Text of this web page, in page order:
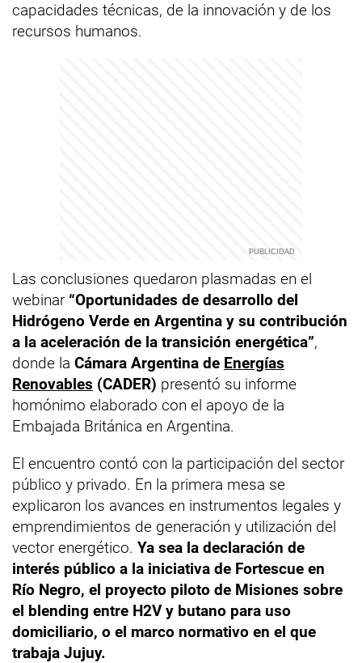
capacidades técnicas, de la innovación y de los
recursos humanos.
Las conclusiones quedaron plasmadas en el
webinar “Oportunidades de desarrollo del
Hidrógeno Verde en Argentina y su contribución
a la aceleración de la transición energética”,
donde la Cámara Argentina de Energías
Renovables (CADER) presentó su informe
homónimo elaborado con el apoyo de la
Embajada Británica en Argentina.
El encuentro contó con la participación del sector
público y privado. En la primera mesa se
explicaron los avances en instrumentos legales y
emprendimientos de generación y utilización del
vector energético. Ya sea la declaración de
interés público a la iniciativa de Fortescue en
Río Negro, el proyecto piloto de Misiones sobre
el blending entre H2V y butano para uso
domiciliario, o el marco normativo en el que
trabaja Jujuy.